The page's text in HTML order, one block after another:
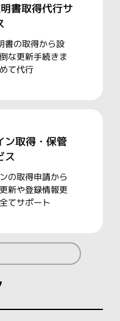
書取得代行サ
書の取得から設
な更新手続きま
て代行
ン取得・保管
ス
の取得申請から
新や登録情報更
てサポート